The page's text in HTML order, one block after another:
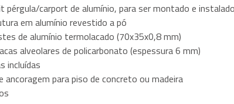
pérgula/carport de alumínio, para ser montado e
em alumínio revestido a pó
de alumínio termolacado (70x35x0,8 mm)
alveolares de policarbonato (espessura 6 mm)
incluídas
ancoragem para piso de concreto ou madeira